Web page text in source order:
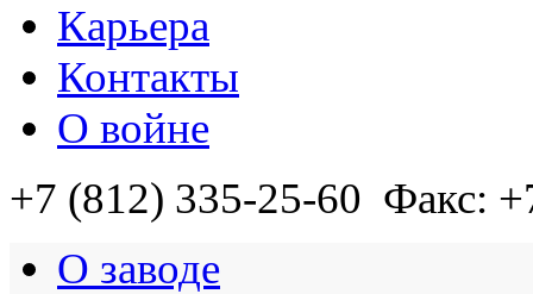
Карьера
Контакты
О войне
+7 (812) 335-25-60 Факс:
О заводе